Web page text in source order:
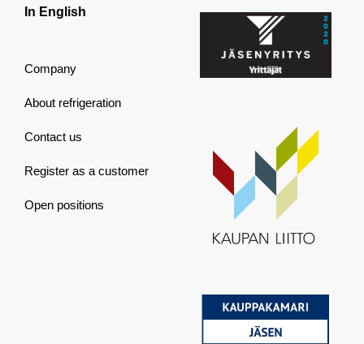
In English
Company
About refrigeration
Contact us
Register as a customer
Open positions